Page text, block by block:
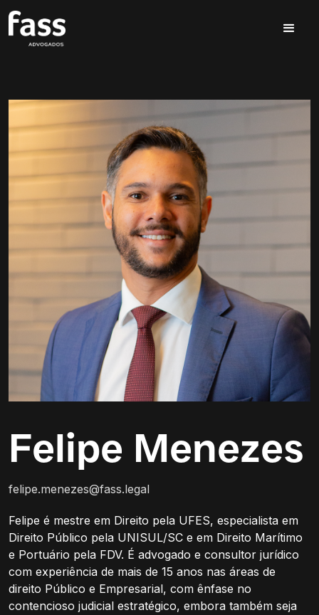
Felipe Menezes
felipe.menezes@fass.legal
Felipe é mestre em Direito pela UFES, especialista em
Direito Público pela UNISUL/SC e em Direito Marítimo
e Portuário pela FDV. É advogado e consultor jurídico
com experiência de mais de 15 anos nas áreas de
direito Público e Empresarial, com ênfase no
contencioso judicial estratégico, embora também seja